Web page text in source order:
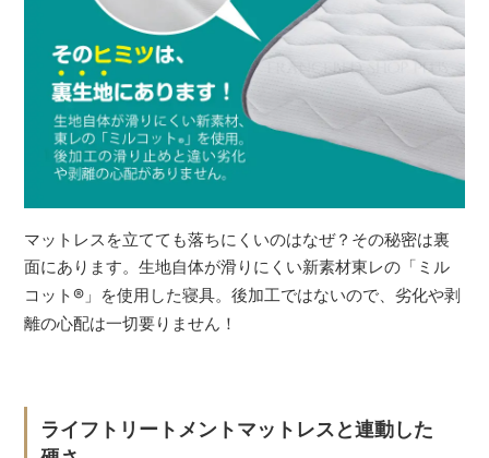
マットレスを立てても落ちにくいのはなぜ？その秘密は裏
面にあります。生地自体が滑りにくい新素材東レの「ミル
コット® 」を使用した寝具。後加工ではないので、劣化や剥
離の心配は一切要りません！
ライフトリートメントマットレスと連動した